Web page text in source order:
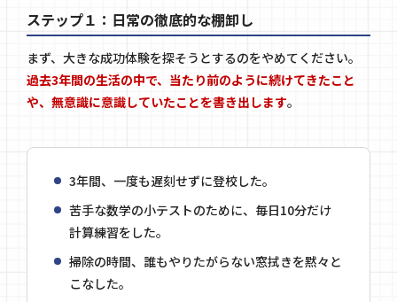
ステップ１：日常の徹底的な棚卸し
まず、大きな成功体験を探そうとするのをやめてください。
過去3年間の生活の中で、当たり前のように続けてきたこと
や、無意識に意識していたことを書き出します。
3年間、一度も遅刻せずに登校した。
苦手な数学の小テストのために、毎日10分だけ
計算練習をした。
掃除の時間、誰もやりたがらない窓拭きを黙々と
こなした。